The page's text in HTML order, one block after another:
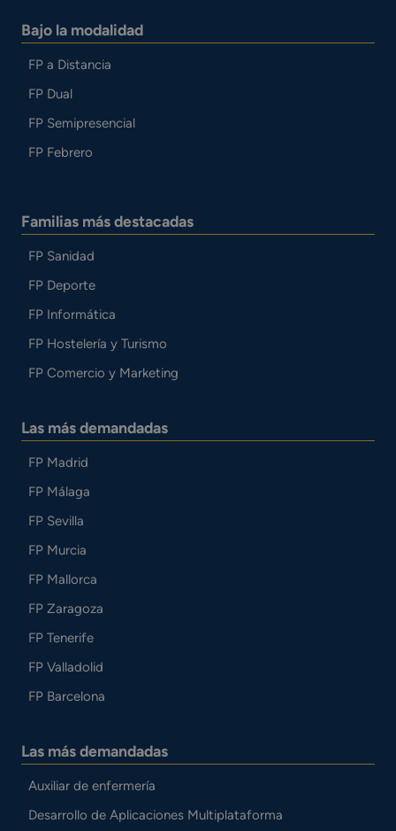
Bajo la modalidad
FP a Distancia
FP Dual
FP Semipresencial
FP Febrero
Familias más destacadas
FP Sanidad
FP Deporte
FP Informática
FP Hostelería y Turismo
FP Comercio y Marketing
Las más demandadas
FP Madrid
FP Málaga
FP Sevilla
FP Murcia
FP Mallorca
FP Zaragoza
FP Tenerife
FP Valladolid
FP Barcelona
Las más demandadas
Auxiliar de enfermería
Desarrollo de Aplicaciones Multiplataforma